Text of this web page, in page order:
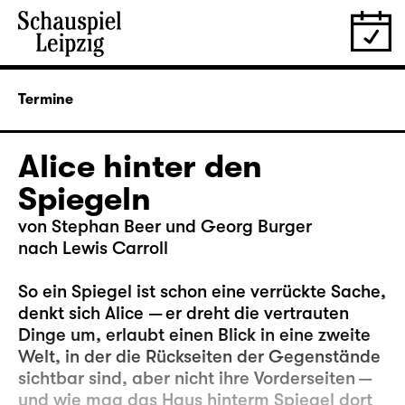
Termine
Alice hinter den
Spiegeln
von Stephan Beer und Georg Burger
nach Lewis Carroll
So ein Spiegel ist schon eine verrückte Sache,
denkt sich Alice — er dreht die vertrauten
Dinge um, erlaubt einen Blick in eine zweite
Welt, in der die Rückseiten der Gegenstände
sichtbar sind, aber nicht ihre Vorderseiten —
und wie mag das Haus hinterm Spiegel dort